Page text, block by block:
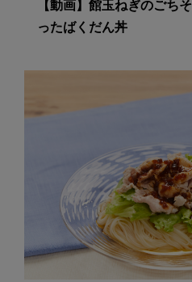
【動画】館玉ねぎのごち
ったばくだん丼